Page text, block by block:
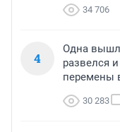
34 706
4
Одна
развелся
перемены
30 283